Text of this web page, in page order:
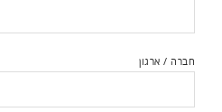
חברה / ארגון